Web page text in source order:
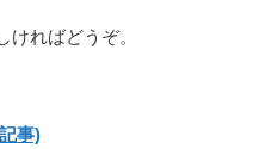
ればどうぞ。
事)